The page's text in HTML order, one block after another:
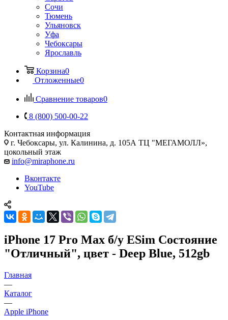
Сочи
Тюмень
Ульяновск
Уфа
Чебоксары
Ярославль
Корзина0
Отложенные0
Сравнение товаров0
8 (800) 500-00-22
Контактная информация
г. Чебоксары, ул. Калинина, д. 105А ТЦ "МЕГАМОЛЛ»,
цокольный этаж
info@miraphone.ru
Вконтакте
YouTube
iPhone 17 Pro Max б/у ESim Состояние
"Отличный", цвет - Deep Blue, 512gb
Главная
—
Каталог
—
Apple iPhone